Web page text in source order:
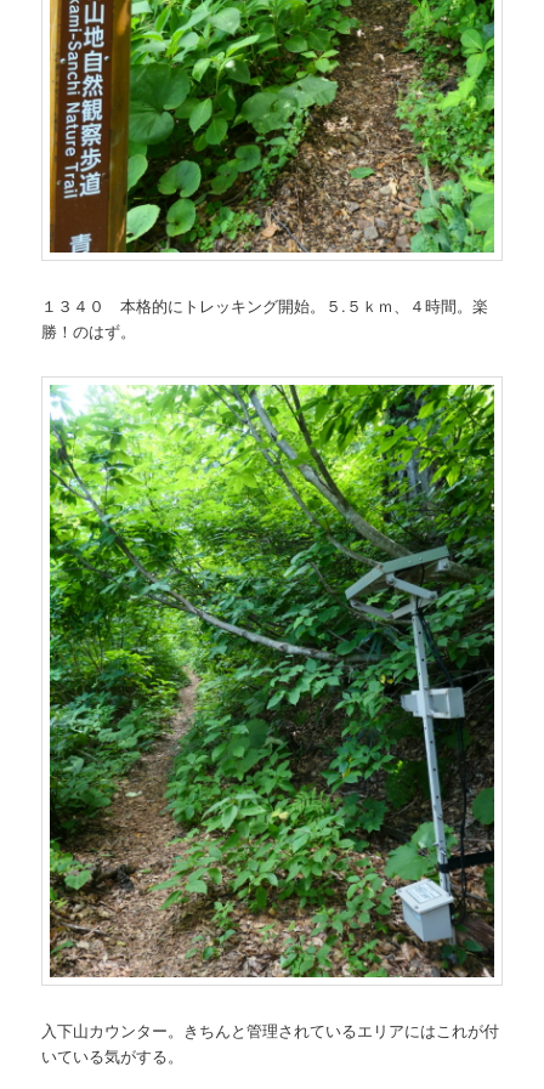
１３４０ 本格的にトレッキング開始。５.５ｋｍ、４時間。楽
勝！のはず。
入下山カウンター。きちんと管理されているエリアにはこれが付
いている気がする。